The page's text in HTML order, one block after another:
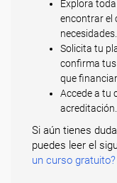
Explora
encontrar el
necesidades.
Solicita tu
confirma tus
que
Accede a tu
acreditación.
Si aún tienes
puedes leer el
un curso gratuito?